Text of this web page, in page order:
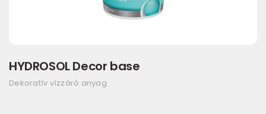
HYDROSOL Decor base
Dekoratív vízzáró anyag